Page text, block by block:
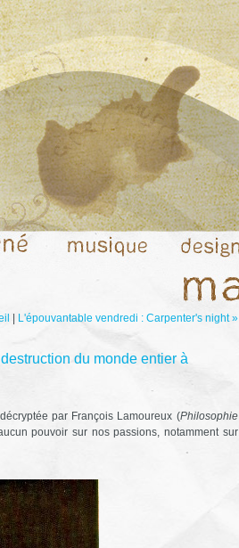
L'épouvantable vendredi : Carpenter's night »
du monde entier à
par François Lamoureux (Philosophie
pouvoir sur nos passions, notamment sur